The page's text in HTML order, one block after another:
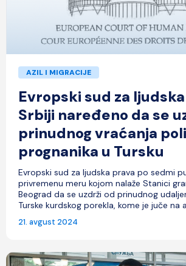
AZIL I MIGRACIJE
Evropski sud za
Srbiji naređeno da se
prinudnog vraćanja
prognanika u Tursku
Evropski sud za ljudska prava po sedmi
privremenu meru kojom nalaže Stanici
Beograd da se uzdrži od prinudnog
Turske kurdskog porekla, kome je juče na
21. avgust 2024